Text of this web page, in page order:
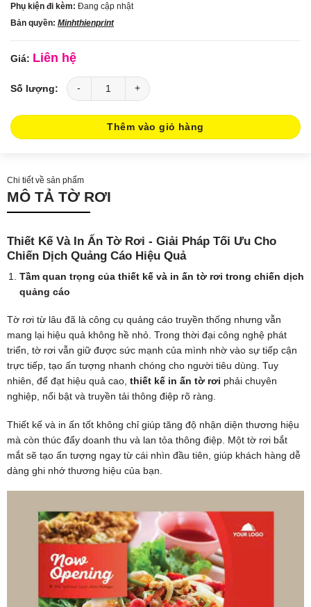
Phụ kiện đi kèm: Đang cập nhật
Bản quyền: Minhthienprint
Liên hệ
Thiết Kế Và In Ấn Tờ Rơi - Bí Quyết Tạo Nên Hiệu Quả Quảng Cáo
Thêm vào giỏ hàng
Chi tiết về sản phẩm
MÔ TẢ TỜ RƠI
Thiết Kế Và In Ấn Tờ Rơi - Giải Pháp Tối Ưu Cho
Chiến Dịch Quảng Cáo Hiệu Quả
Tầm quan trọng của thiết kế và in ấn tờ rơi trong chiến dịch
quảng cáo
Tờ rơi từ lâu đã là công cụ quảng cáo truyền thống nhưng vẫn
mang lại hiệu quả không hề nhỏ. Trong thời đại công nghệ phát
triển, tờ rơi vẫn giữ được sức mạnh của mình nhờ vào sự tiếp cận
trực tiếp, tạo ấn tượng nhanh chóng cho người tiêu dùng. Tuy
nhiên, để đạt hiệu quả cao, thiết kế in ấn tờ rơi phải chuyên
nghiệp, nổi bật và truyền tải thông điệp rõ ràng.
Thiết kế và in ấn tốt không chỉ giúp tăng độ nhận diện thương hiệu
mà còn thúc đẩy doanh thu và lan tỏa thông điệp. Một tờ rơi bắt
mắt sẽ tạo ấn tượng ngay từ cái nhìn đầu tiên, giúp khách hàng dễ
dàng ghi nhớ thương hiệu của bạn.